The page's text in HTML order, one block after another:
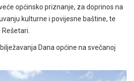
općinsko priznanje, za doprinos na
kulturne i povijesne baštine, te
Dana općine na svečanoj